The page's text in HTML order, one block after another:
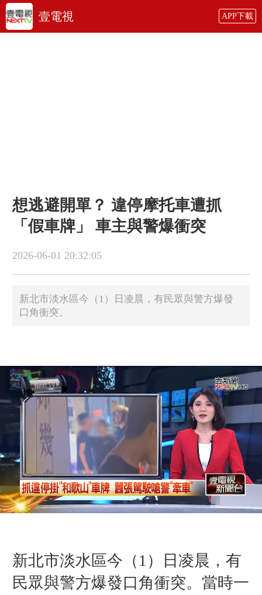
壹電視 APP下載
想逃避開單？ 違停摩托車遭抓
「假車牌」 車主與警爆衝突
2026-06-01 20:32:05
新北市淡水區今（1）日凌晨，有民眾與警方爆發
口角衝突。
新北市淡水區今（1）日凌晨，有
民眾與警方爆發口角衝突。當時一